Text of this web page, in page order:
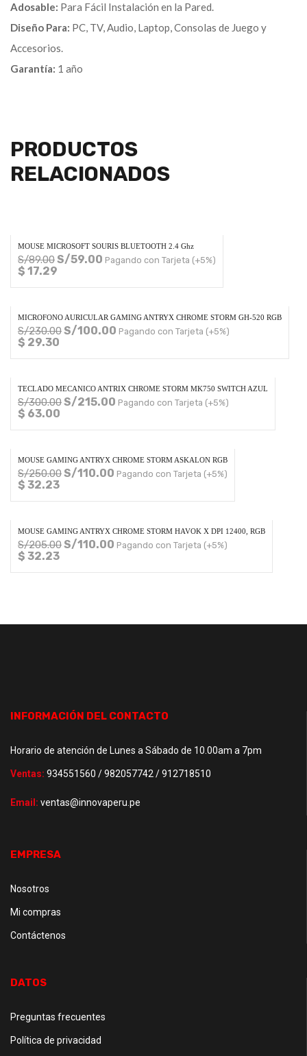
Adosable: Para Fácil Instalación en la Pared.
Diseño Para: PC, TV, Audio, Laptop, Consolas de Juego y
Accesorios.
Garantía: 1 año
PRODUCTOS
RELACIONADOS
MOUSE MICROSOFT SOURIS BLUETOOTH 2.4 Ghz
S/89.00S/59.00 Pagando con Tarjeta (+5%)
$ 17.29
MICROFONO AURICULAR GAMING ANTRYX CHROME STORM GH-520 RGB
S/230.00S/100.00 Pagando con Tarjeta (+5%)
$ 29.30
TECLADO MECANICO ANTRIX CHROME STORM MK750 SWITCH AZUL
S/300.00S/215.00 Pagando con Tarjeta (+5%)
$ 63.00
MOUSE GAMING ANTRYX CHROME STORM ASKALON RGB
S/250.00S/110.00 Pagando con Tarjeta (+5%)
$ 32.23
MOUSE GAMING ANTRYX CHROME STORM HAVOK X DPI 12400, RGB
S/205.00S/110.00 Pagando con Tarjeta (+5%)
$ 32.23
INFORMACIÓN DEL CONTACTO
Horario de atención de Lunes a Sábado de 10.00am a 7pm
Ventas: 934551560 / 982057742 / 912718510
Email: ventas@innovaperu.pe
EMPRESA
Nosotros
Mi compras
Contáctenos
DATOS
Preguntas frecuentes
Política de privacidad